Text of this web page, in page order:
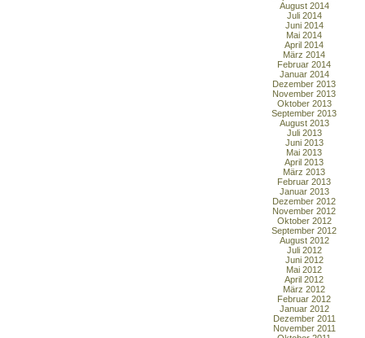
August 2014
Juli 2014
Juni 2014
Mai 2014
April 2014
März 2014
Februar 2014
Januar 2014
Dezember 2013
November 2013
Oktober 2013
September 2013
August 2013
Juli 2013
Juni 2013
Mai 2013
April 2013
März 2013
Februar 2013
Januar 2013
Dezember 2012
November 2012
Oktober 2012
September 2012
August 2012
Juli 2012
Juni 2012
Mai 2012
April 2012
März 2012
Februar 2012
Januar 2012
Dezember 2011
November 2011